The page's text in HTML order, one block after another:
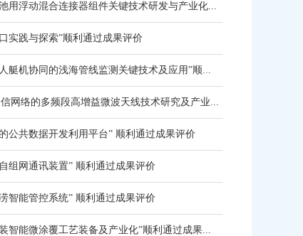
用浮动混合连接器组件关键技术研发与产业化...
实践与探索”顺利通过成果评价
艇机协同的浅海管线监测关键技术及应用”顺...
网络的多频段高增益微波天线技术研究及产业...
公共数据开发利用平台” 顺利通过成果评价
组网通讯装置” 顺利通过成果评价
智能管控系统” 顺利通过成果评价
智能微涂覆工艺装备及产业化”顺利通过成果...